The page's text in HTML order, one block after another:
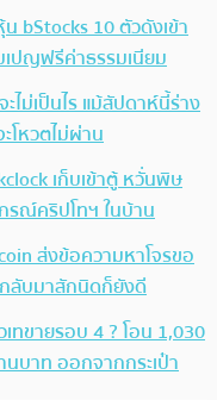
bStocks 10 ตัวดังเข้า
ปญฟรีค่าธรรมเนียม
ไม่เป็นไร แม้สัปดาห์นี้ร่าง
โหวตไม่ผ่าน
เก็บเข้าตู้ หวั่นพิษ
รณ์คริปโทฯ ในบ้าน
ส่งข้อความหาโจรขอ
ลับมาสักนิดก็ยังดี
ทขายรอบ 4 ? โอน 1,030
บาท ออกจากกระเป๋า